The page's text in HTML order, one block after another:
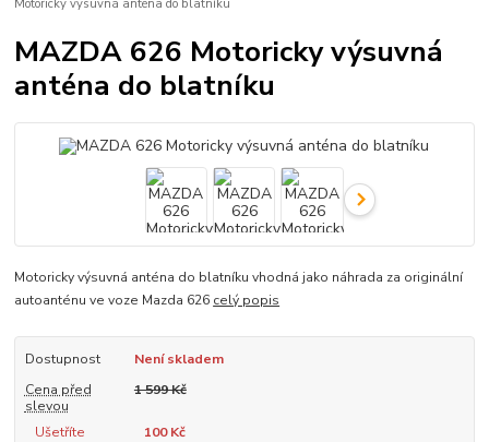
Motoricky výsuvná anténa do blatníku
MAZDA 626 Motoricky výsuvná
anténa do blatníku
Motoricky výsuvná anténa do blatníku vhodná jako náhrada za originální
autoanténu ve voze Mazda 626 celý popis
Dostupnost
Není skladem
Cena před
slevou
1 599 Kč
Ušetříte 100 Kč